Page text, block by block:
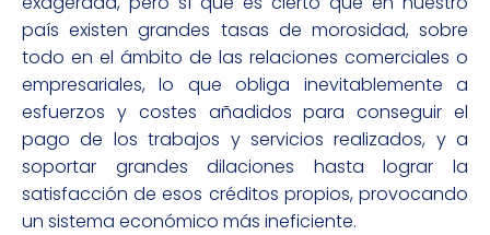
país existen grandes tasas de morosidad, sobre
todo en el ámbito de las relaciones comerciales o
empresariales, lo que obliga inevitablemente a
esfuerzos y costes añadidos para conseguir el
pago de los trabajos y servicios realizados, y a
soportar grandes dilaciones hasta lograr la
satisfacción de esos créditos propios, provocando
un sistema económico más ineficiente.